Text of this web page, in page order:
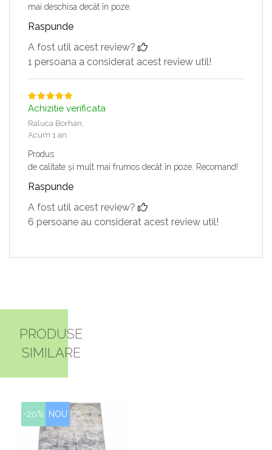
mai deschisa decât în poze.
Raspunde
A fost util acest review?
1 persoana a considerat acest review util!
Achizitie verificata
Raluca Borhan,
Acum 1 an
Produs
de calitate și mult mai frumos decât în poze. Recomand!
Raspunde
A fost util acest review?
6 persoane au considerat acest review util!
PRODUSE
SIMILARE
-20% NOU